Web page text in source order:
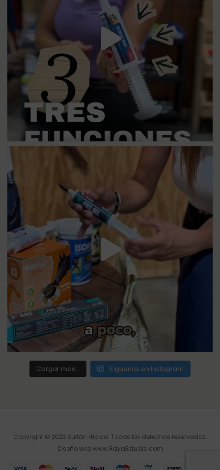
Cargar más... Síguenos en Instagram
Copyright © 2023 Sultán Hípica. Todos los derechos reservados.
Diseño webwww.RayaEstudio.com